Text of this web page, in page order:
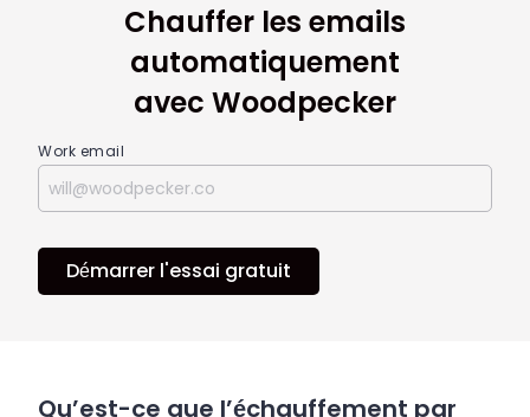
Chauffer les emails
automatiquement
avec Woodpecker
Work email
Démarrer l'essai gratuit
Qu’est-ce que l’échauffement par